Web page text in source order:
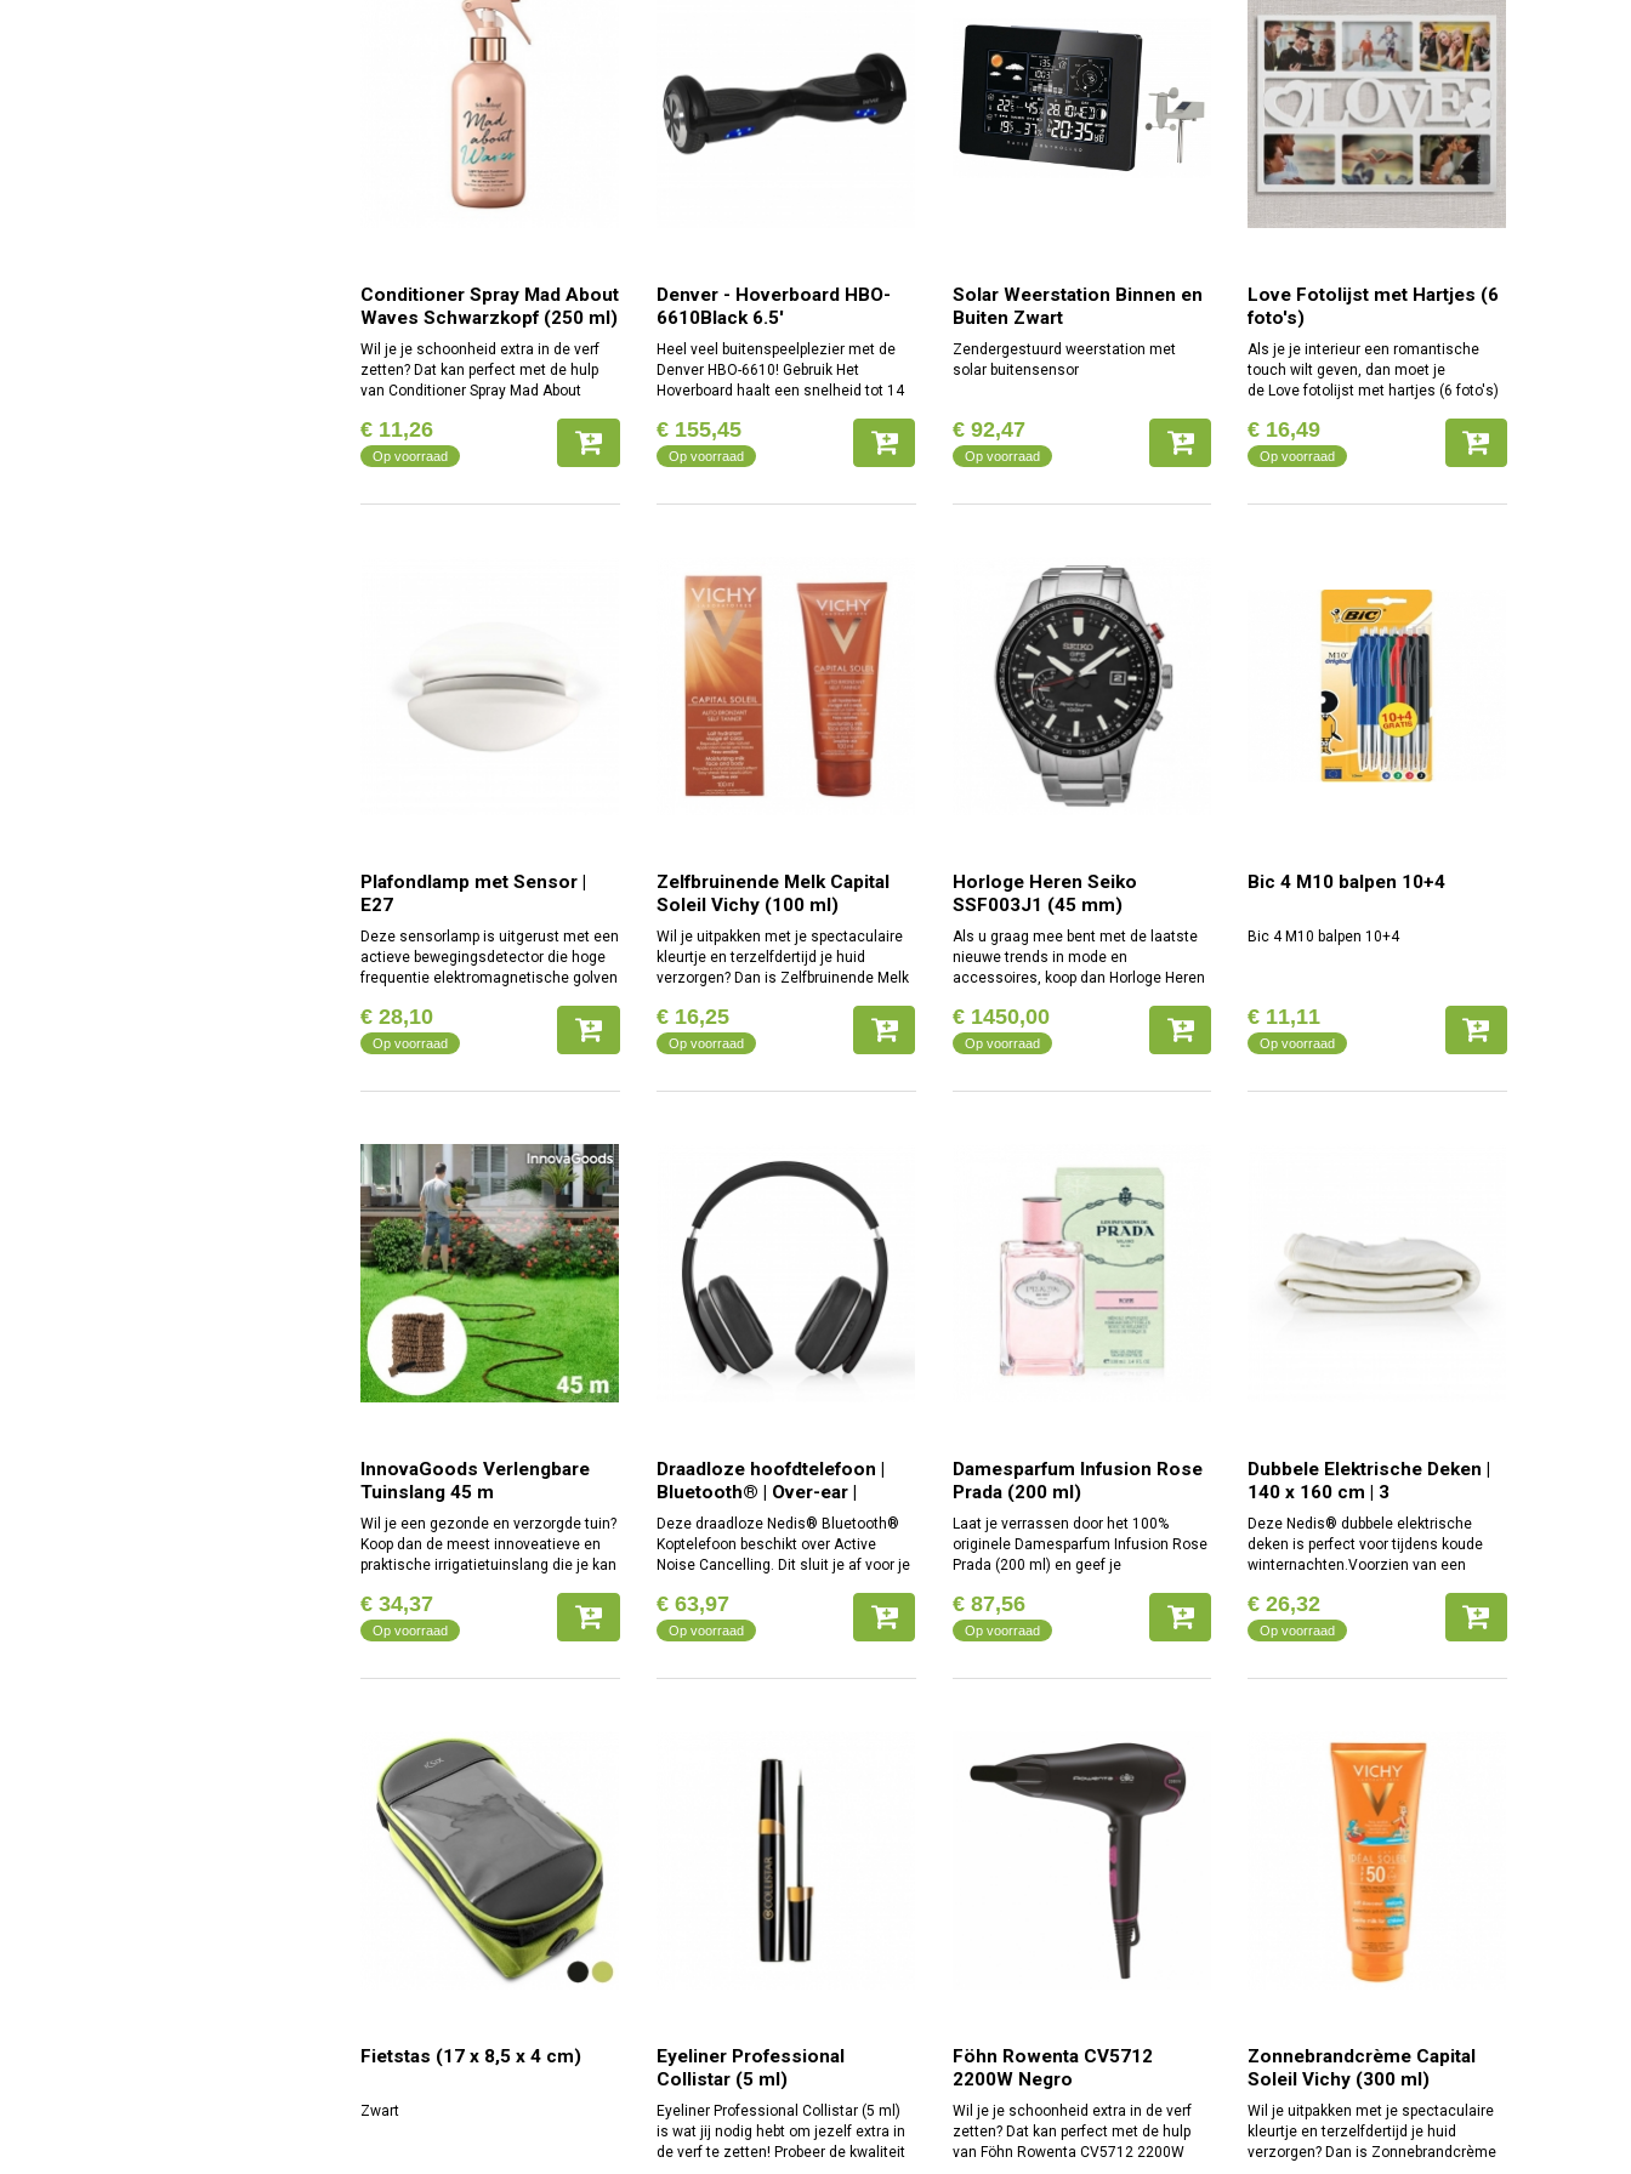
Conditioner Spray Mad About
Waves Schwarzkopf (250 ml)
Wil je je schoonheid extra in de verf
zetten? Dat kan perfect met de hulp
van Conditioner Spray Mad About
van de voordelen en geneugten van
Schwarzkopf producten en
€ 11,26
Op voorraad
Denver - Hoverboard HBO-
6610Black 6.5'
Heel veel buitenspeelplezier met de
Denver HBO-6610! Gebruik Het
Hoverboard haalt een snelheid tot 14
aluminium velgen en rubbere 6.5
banden zorgen voor extra
€ 155,45
Op voorraad
Solar Weerstation Binnen en
Buiten Zwart
Zendergestuurd weerstation met
solar buitensensor
€ 92,47
Op voorraad
Love Fotolijst met Hartjes (6
foto's)
Als je je interieur een romantische
touch wilt geven, dan moet je
de Love fotolijst met hartjes (6 foto's)
ruimte voor 6 foto's van 15 x 10
€ 16,49
Op voorraad
Plafondlamp met Sensor |
E27
Deze sensorlamp is uitgerust met een
actieve bewegingsdetector die hoge
frequentie elektromagnetische golven
ook weer registreert. Zelfs de kleinste
verandering
€ 28,10
Op voorraad
Zelfbruinende Melk Capital
Soleil Vichy (100 ml)
Wil je uitpakken met je spectaculaire
kleurtje en terzelfdertijd je huid
verzorgen? Dan is Zelfbruinende Melk
wat jij nodig hebt! Nu kun je genieten
van de
€ 16,25
Op voorraad
Horloge Heren Seiko
SSF003J1 (45 mm)
Als u graag mee bent met de laatste
nieuwe trends in mode en
accessoires, koop dan Horloge Heren
beste prijs.Geslacht: MannenMateriaal
van de doos: StaalMateriaal van
€ 1450,00
Op voorraad
Bic 4 M10 balpen 10+4
Bic 4 M10 balpen 10+4
€ 11,11
Op voorraad
InnovaGoods Verlengbare
Tuinslang 45 m
Wil je een gezonde en verzorgde tuin?
Koop dan de meest innoveatieve en
praktische irrigatietuinslang die je kan
Garden verlengbare tuinslang 45 m!
Hij wordt
€ 34,37
Op voorraad
Draadloze hoofdtelefoon |
Bluetooth® | Over-ear |
Actieve ruisonderdrukking
(ANC) | Zwart
Deze draadloze Nedis® Bluetooth®
Koptelefoon beschikt over Active
Noise Cancelling. Dit sluit je af voor je
omgevingsgeluiden tot 17 dB.
Hierdoor komt het
€ 63,97
Op voorraad
Damesparfum Infusion Rose
Prada (200 ml)
Laat je verrassen door het 100%
originele Damesparfum Infusion Rose
Prada (200 ml) en geef je
exclusieve vrouwenparfum met een
unieke en persoonlijke geur. Ontdek
€ 87,56
Op voorraad
Dubbele Elektrische Deken |
140 x 160 cm | 3
Verwarmingsstanden |
Indicatorlampje | Beveiliging
tegen Oververhitting
Deze Nedis® dubbele elektrische
deken is perfect voor tijdens koude
winternachten.Voorzien van een
warmtestanden en ledindicator.Deze
polyesterdeken van 160 x 140 cm is
€ 26,32
Op voorraad
Fietstas (17 x 8,5 x 4 cm)
Zwart
Eyeliner Professional
Collistar (5 ml)
Eyeliner Professional Collistar (5 ml)
is wat jij nodig hebt om jezelf extra in
de verf te zetten! Probeer de kwaliteit
Föhn Rowenta CV5712
2200W Negro
Wil je je schoonheid extra in de verf
zetten? Dat kan perfect met de hulp
van Föhn Rowenta CV5712 2200W
Zonnebrandcrème Capital
Soleil Vichy (300 ml)
Wil je uitpakken met je spectaculaire
kleurtje en terzelfdertijd je huid
verzorgen? Dan is Zonnebrandcrème